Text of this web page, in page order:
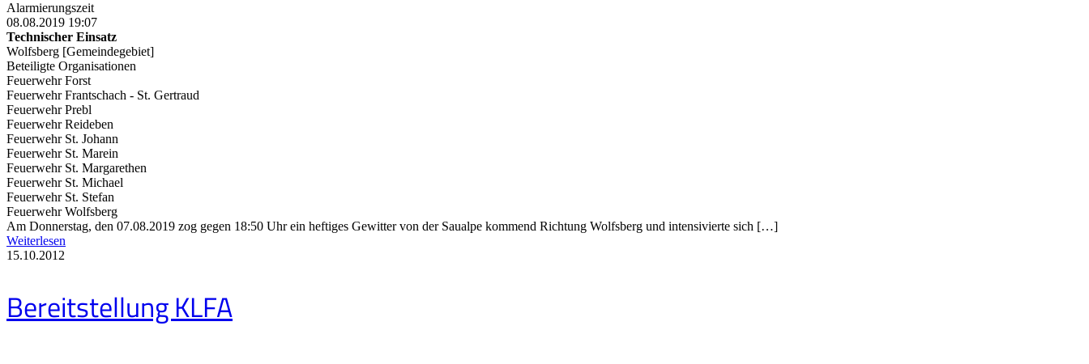
Alarmierungszeit
08.08.2019 19:07
Technischer Einsatz
Wolfsberg [Gemeindegebiet]
Beteiligte Organisationen
Feuerwehr Forst
Feuerwehr Frantschach - St. Gertraud
Feuerwehr Prebl
Feuerwehr Reideben
Feuerwehr St. Johann
Feuerwehr St. Marein
Feuerwehr St. Margarethen
Feuerwehr St. Michael
Feuerwehr St. Stefan
Feuerwehr Wolfsberg
Am Donnerstag, den 07.08.2019 zog gegen 18:50 Uhr ein heftiges Gewitter von der Saualpe kommend Richtung Wolfsberg und intensivierte sich […]
Weiterlesen
15.10.2012
Bereitstellung KLFA